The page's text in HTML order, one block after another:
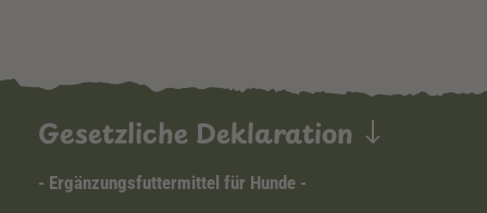
Gesetzliche Deklaration
- Ergänzungsfuttermittel für Hunde -